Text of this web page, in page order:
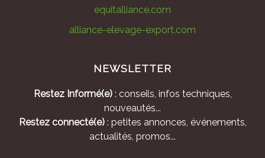
equitalliance.com
alliance-elevage-export.com
NEWSLETTER
Restez Informé(e): conseils, infos techniques,
nouveautés...
Restez connecté(e): petites annonces, événements,
actualités, promos...